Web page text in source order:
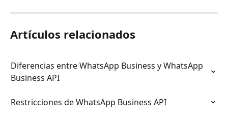
Artículos relacionados
Diferencias entre WhatsApp Business y WhatsApp
Business API
Restricciones de WhatsApp Business API